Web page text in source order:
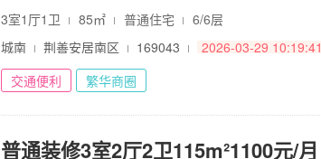
3室1厅1卫 85㎡ 普通住宅
6/6层
城南
荆善安居南区 169043
2026-03-29 10:19:41
交通便利
繁华商圈
普通装修3室2厅2卫115m²1100元/月